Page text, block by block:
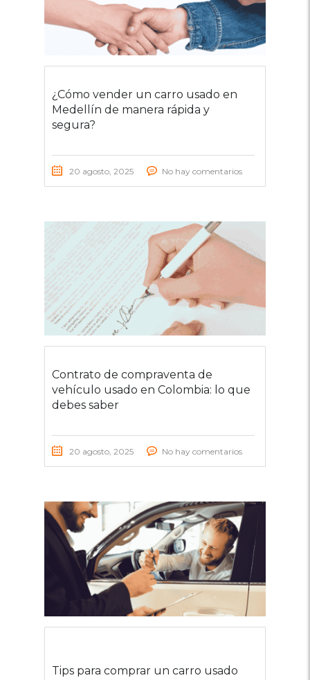
¿Cómo vender un carro usado en
Medellín de manera rápida y
segura?
20 agosto, 2025 No hay comentarios
Contrato de compraventa de
vehículo usado en Colombia: lo que
debes saber
20 agosto, 2025 No hay comentarios
Tips para comprar un carro usado